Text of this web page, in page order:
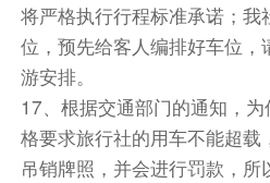
将严格执行行程标准承诺；
位，预先给客人编排好车位
游安排。
17、根据交通部门的通知，
格要求旅行社的用车不能超
吊销牌照，并会进行罚款，